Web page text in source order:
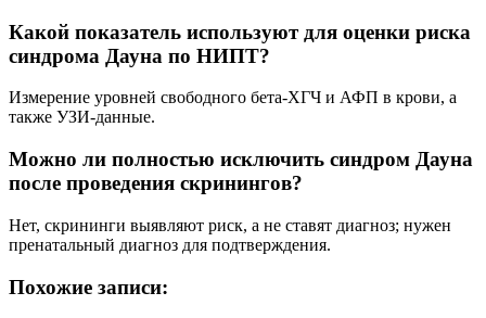
Какой показатель используют для оценки риска
синдрома Дауна по НИПТ?
Измерение уровней свободного бета-ХГЧ и АФП в крови, а
также УЗИ-данные.
Можно ли полностью исключить синдром Дауна
после проведения скринингов?
Нет, скрининги выявляют риск, а не ставят диагноз; нужен
пренатальный диагноз для подтверждения.
Похожие записи: